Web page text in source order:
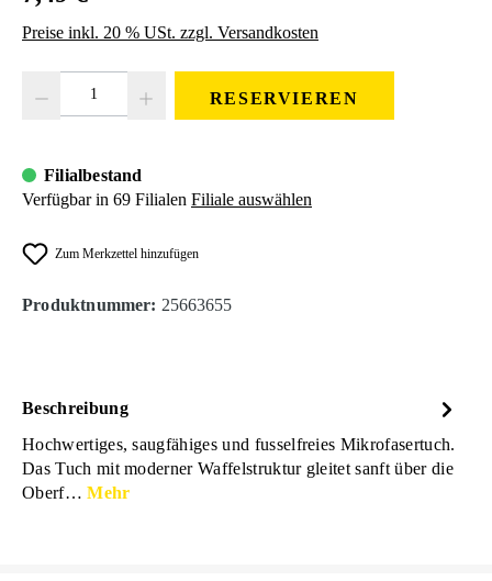
Preise inkl. 20 % USt. zzgl. Versandkosten
RESERVIEREN
Filialbestand
Verfügbar in 69 Filialen Filiale auswählen
Zum Merkzettel hinzufügen
Produktnummer: 25663655
Beschreibung
Hochwertiges, saugfähiges und fusselfreies Mikrofasertuch.
Das Tuch mit moderner Waffelstruktur gleitet sanft über die
Oberf…Mehr